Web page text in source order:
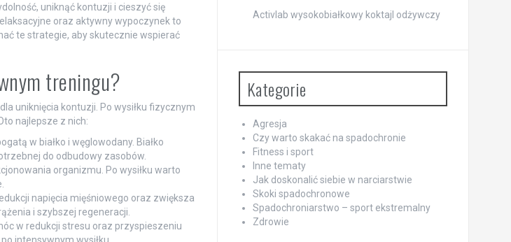
uniknąć kontuzji i cieszyć się
oraz aktywny wypoczynek to
te strategie, aby skutecznie wspierać
treningu?
uniknięcia kontuzji. Po wysiłku fizycznym
najlepsze z nich:
w białko i węglowodany. Białko
do odbudowy zasobów.
organizmu. Po wysiłku warto
napięcia mięśniowego oraz zwiększa
i szybszej regeneracji.
w redukcji stresu oraz przyspieszeniu
intensywnym wysiłku.
Activlab wysokobiałkowy koktajl odżywczy
Kategorie
Agresja
Czy warto skakać na spadochronie
Fitness i sport
Inne tematy
Jak doskonalić siebie w narciarstwie
Skoki spadochronowe
Spadochroniarstwo – sport ekstremalny
Zdrowie